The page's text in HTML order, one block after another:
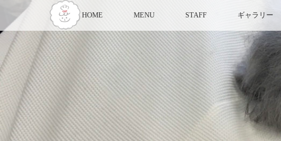
HOME MENU STAFF ギャラリー